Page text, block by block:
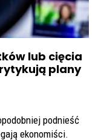
lub cięcia
plany
podnieść
ekonomiści.